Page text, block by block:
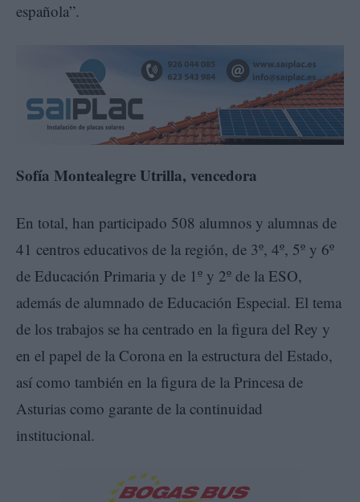
española”.
Sofía Montealegre Utrilla, vencedora
En total, han participado 508 alumnos y alumnas de
41 centros educativos de la región, de 3º, 4º, 5º y 6º
de Educación Primaria y de 1º y 2º de la ESO,
además de alumnado de Educación Especial. El tema
de los trabajos se ha centrado en la figura del Rey y
en el papel de la Corona en la estructura del Estado,
así como también en la figura de la Princesa de
Asturias como garante de la continuidad
institucional.